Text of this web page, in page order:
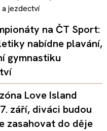
na ČT Sport:
nabídne plavání,
gymnastiku
Love Island
září, diváci budou
zasahovat do děje